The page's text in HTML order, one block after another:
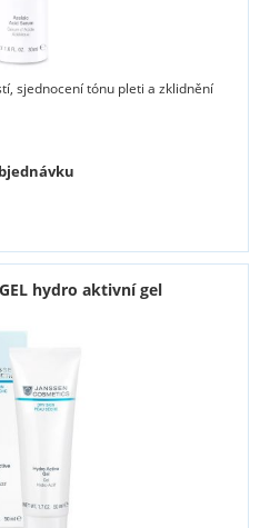
sjednocení tónu pleti a zklidnění
GEL hydro aktivní gel